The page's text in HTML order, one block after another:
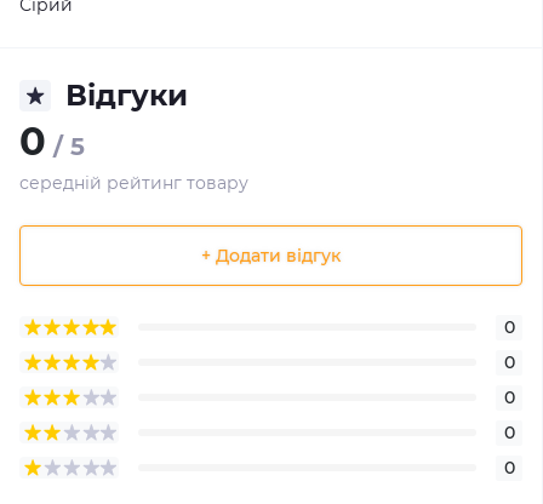
Сірий
Відгуки
0 / 5
середній рейтинг товару
+ Додати відгук
0
0
0
0
0